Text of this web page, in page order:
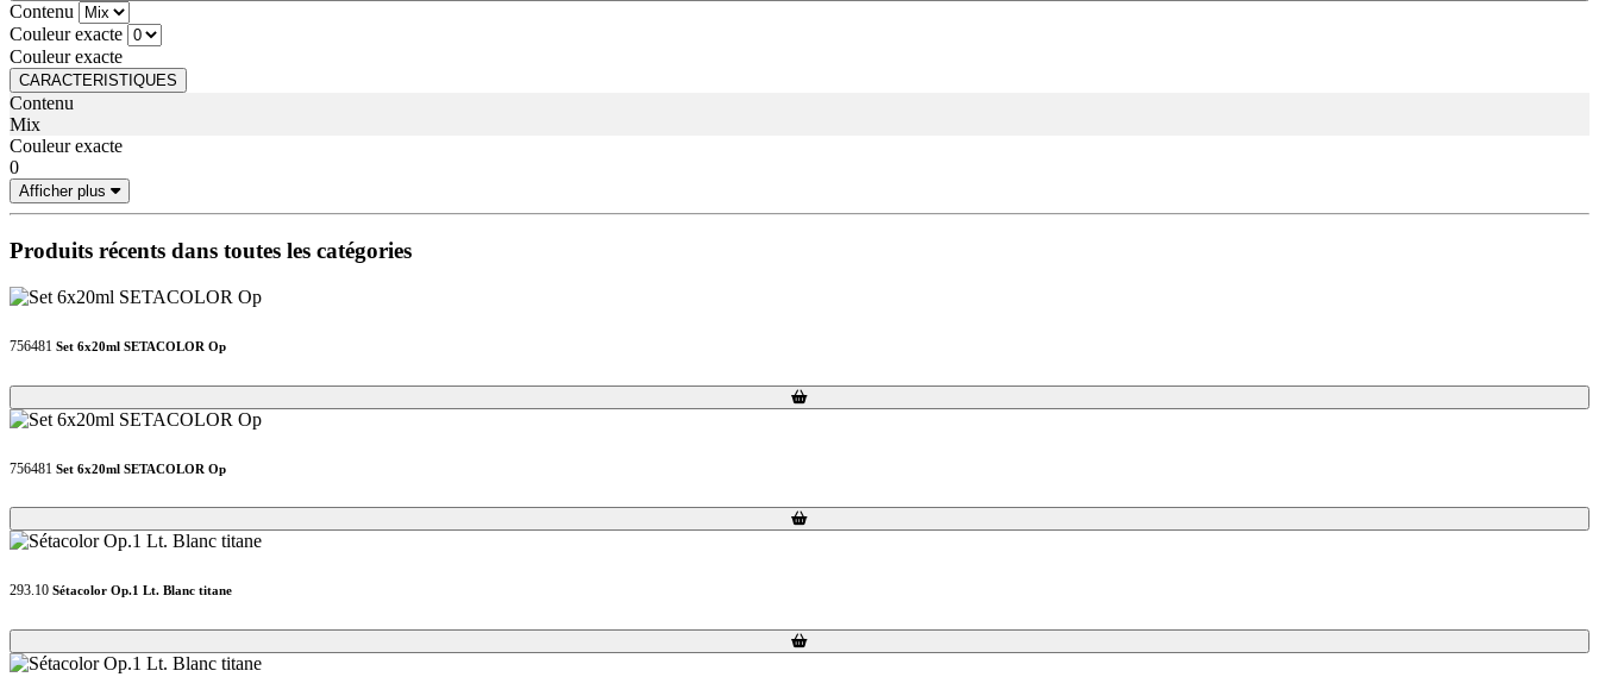
Contenu
Couleur exacte
Couleur exacte
CARACTERISTIQUES
Contenu
Mix
Couleur exacte
0
Afficher plus
Produits récents dans toutes les catégories
756481 Set 6x20ml SETACOLOR Op
Loading...
Loading...
756481 Set 6x20ml SETACOLOR Op
Loading...
Loading...
293.10 Sétacolor Op.1 Lt. Blanc titane
Loading...
Loading...